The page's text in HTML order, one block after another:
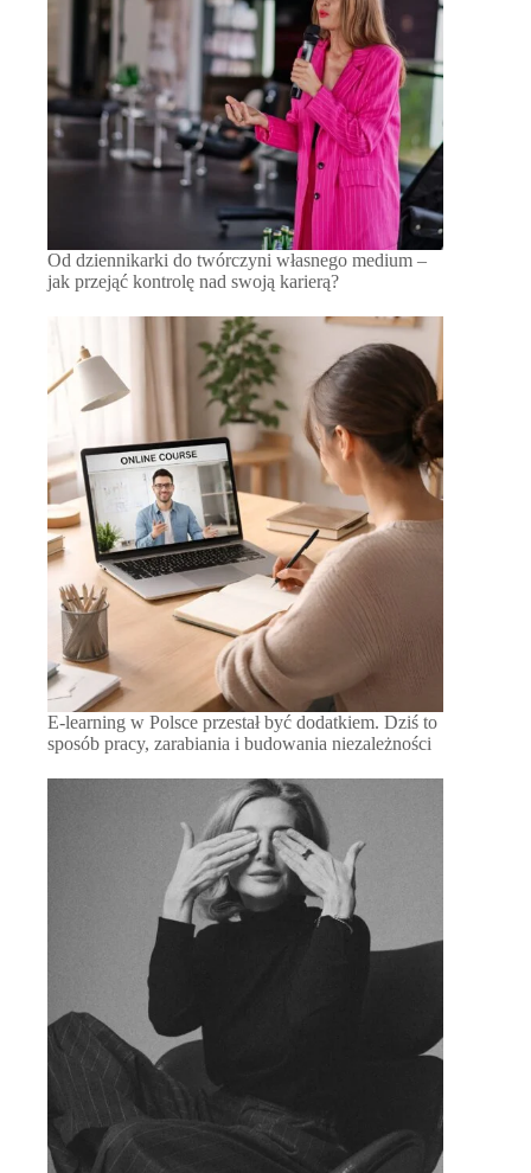
Od dziennikarki do twórczyni własnego medium –
jak przejąć kontrolę nad swoją karierą?
E-learning w Polsce przestał być dodatkiem. Dziś to
sposób pracy, zarabiania i budowania niezależności